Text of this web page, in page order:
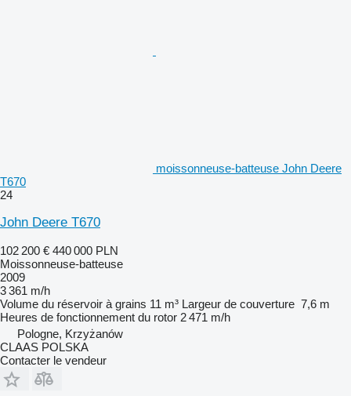
moissonneuse-batteuse John Deere
T670
24
John Deere T670
102 200 € 440 000 PLN
Moissonneuse-batteuse
2009
3 361 m/h
Volume du réservoir à grains 11 m³ Largeur de couverture 7,6 m
Heures de fonctionnement du rotor 2 471 m/h
Pologne, Krzyżanów
CLAAS POLSKA
Contacter le vendeur